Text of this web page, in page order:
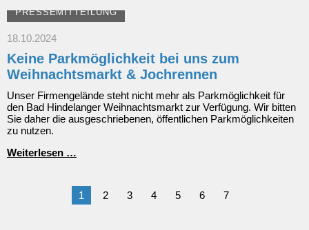
25
Minuten?
PRESSEMITTEILUNG
18.10.2024
Keine Parkmöglichkeit bei uns zum
Weihnachtsmarkt & Jochrennen
Unser Firmengelände steht nicht mehr als Parkmöglichkeit für
den Bad Hindelanger Weihnachtsmarkt zur Verfügung. Wir bitten
Sie daher die ausgeschriebenen, öffentlichen Parkmöglichkeiten
zu nutzen.
Weiterlesen …
uns
zum
1 2 3 4 5 6 7